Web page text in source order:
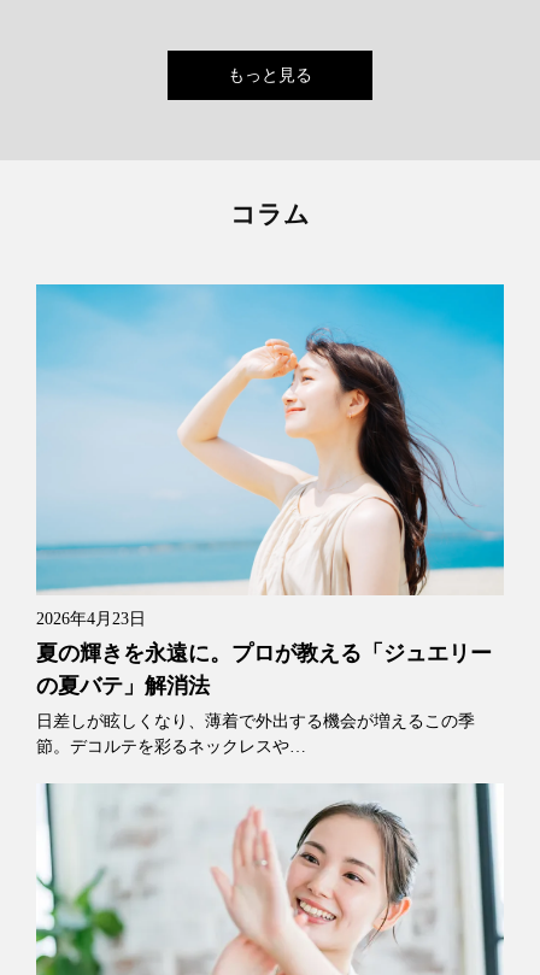
もっと見る
コラム
2026年4月23日
夏の輝きを永遠に。プロが教える「ジュエリー
の夏バテ」解消法
日差しが眩しくなり、薄着で外出する機会が増えるこの季
節。デコルテを彩るネックレスや…